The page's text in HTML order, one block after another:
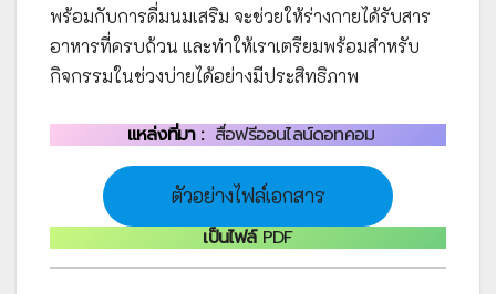
พร้อมกับการดื่มนมเสริม จะช่วยให้ร่างกายได้รับสาร
อาหารที่ครบถ้วน และทำให้เราเตรียมพร้อมสำหรับ
กิจกรรมในช่วงบ่ายได้อย่างมีประสิทธิภาพ
แหล่งที่มา : สื่อฟรีออนไลน์ดอทคอม
ตัวอย่างไฟล์เอกสาร
เป็นไฟล์PDF